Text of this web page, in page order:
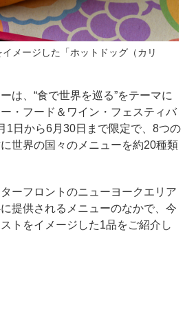
メージした「ホットドッグ（カリ
は、“食で世界を巡る”をテーマに
ー・フード＆ワイン・フェスティバ
日から6月30日まで限定で、8つの
世界の国々のメニューを約20種類
ーフロントのニューヨークエリア
提供されるメニューのなかで、今
トをイメージした1品をご紹介し